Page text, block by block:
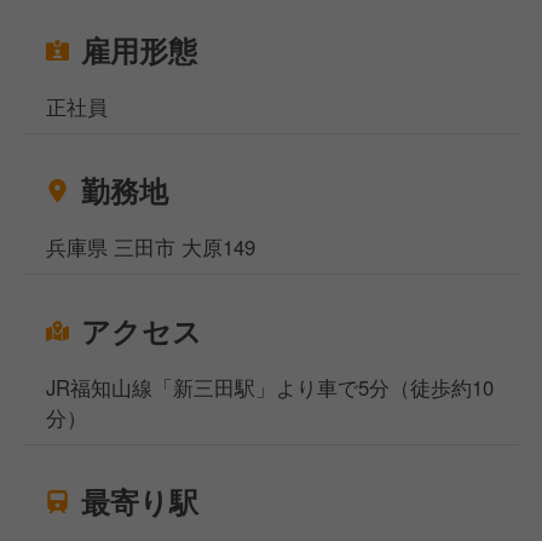
雇用形態
正社員
勤務地
兵庫県 三田市 大原149
アクセス
JR福知山線「新三田駅」より車で5分（徒歩約10
分）
最寄り駅